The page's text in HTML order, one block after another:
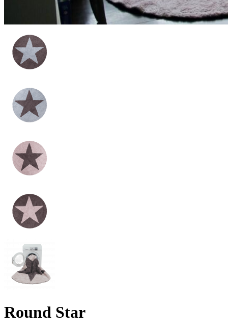
Round Star